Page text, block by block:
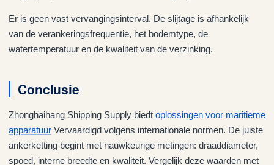
Er is geen vast vervangingsinterval. De slijtage is afhankelijk
van de verankeringsfrequentie, het bodemtype, de
watertemperatuur en de kwaliteit van de verzinking.
Conclusie
Zhonghaihang Shipping Supply biedt oplossingen voor maritieme
apparatuur Vervaardigd volgens internationale normen. De juiste
ankerketting begint met nauwkeurige metingen: draaddiameter,
spoed, interne breedte en kwaliteit. Vergelijk deze waarden met